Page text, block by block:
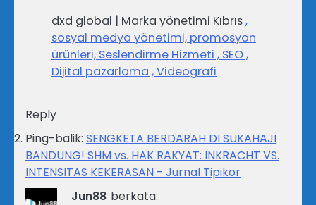
dxd global | Marka yönetimi Kıbrıs,
sosyal medya yönetimi, promosyon
ürünleri, Seslendirme Hizmeti , SEO ,
Dijital pazarlama , Videografi
Reply
Ping-balik: SENGKETA BERDARAH DI SUKAHAJI
BANDUNG! SHM vs. HAK RAKYAT: INKRACHT VS.
INTENSITAS KEKERASAN - Jurnal Tipikor
Jun88 berkata: